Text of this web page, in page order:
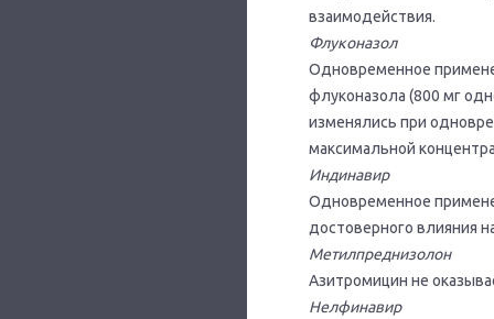
взаимодействия.
Флуконазол
Одновременное
флуконазола (800 мг
изменялись при
максималь­ной
Индинавир
Одновременное
достоверного влияния
Метилпреднизолон
Азитромицин не
Нелфинавир